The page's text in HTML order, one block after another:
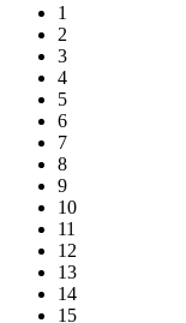
1
2
3
4
5
6
7
8
9
10
11
12
13
14
15